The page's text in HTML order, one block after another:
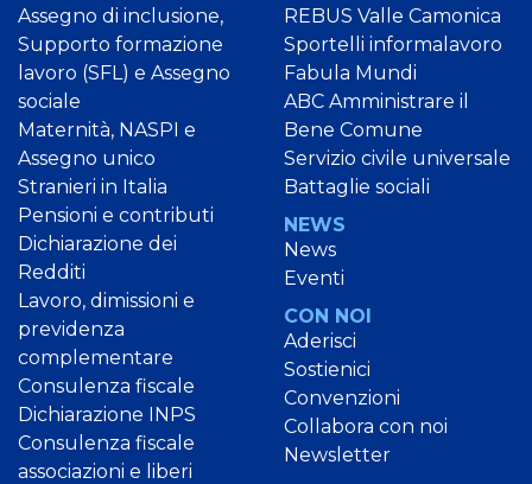
Assegno di inclusione,
Supporto formazione
lavoro (SFL) e Assegno
sociale
Maternità, NASPI e
Assegno unico
Stranieri in Italia
Pensioni e contributi
Dichiarazione dei
Redditi
Lavoro, dimissioni e
previdenza
complementare
Consulenza fiscale
Dichiarazione INPS
Consulenza fiscale
associazioni e liberi
REBUS Valle Camonica
Sportelli informalavoro
Fabula Mundi
ABC Amministrare il
Bene Comune
Servizio civile universale
Battaglie sociali
NEWS
News
Eventi
CON NOI
Aderisci
Sostienici
Convenzioni
Collabora con noi
Newsletter